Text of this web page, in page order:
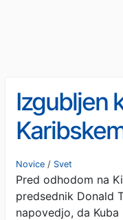
Izgubljen
in grožnje
Novice / Svet
Pred odhodom na
predsednik Donald
napovedjo, da